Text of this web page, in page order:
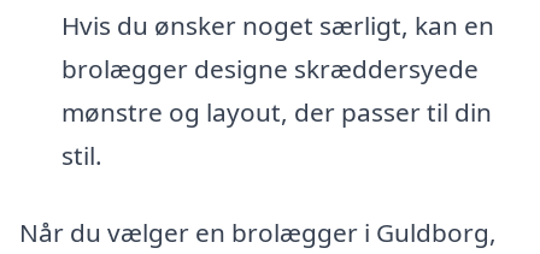
Hvis du ønsker noget særligt, kan en
brolægger designe skræddersyede
mønstre og layout, der passer til din
stil.
Når du vælger en brolægger i Guldborg,